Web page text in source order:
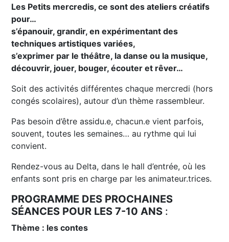
Les Petits mercredis, ce sont des ateliers créatifs
pour…
s’épanouir, grandir, en expérimentant des
techniques artistiques variées,
s’exprimer par le théâtre, la danse ou la musique,
découvrir, jouer, bouger, écouter et rêver…
Soit des activités différentes chaque mercredi (hors
congés scolaires), autour d’un thème rassembleur.
Pas besoin d’être assidu.e, chacun.e vient parfois,
souvent, toutes les semaines… au rythme qui lui
convient.
Rendez-vous au Delta, dans le hall d’entrée, où les
enfants sont pris en charge par les animateur.trices.
PROGRAMME DES PROCHAINES
SÉANCES POUR LES 7-10 ANS :
Thème : les contes